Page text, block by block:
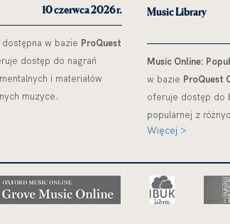
10 czerwca 2026 r.
dostępna w bazie ProQuest
dostęp do nagrań
i materiałów
muzyce.
Music Library
Music Online:
w bazie ProQuest
oferuje dostęp do
popularnej z
Więcej >
uwaga,
otwiera
link
otwiera